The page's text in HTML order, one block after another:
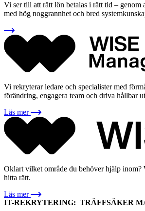
Vi ser till att rätt lön betalas i rätt tid – genom
med hög noggrannhet och bred
Vi rekryterar ledare och specialister med
förändring, engagera team och driva hållbar
Läs mer
Oklart vilket område du behöver hjälp inom?
hitta rätt.
Läs mer
IT-REKRYTERING: TRÄFFSÄKER